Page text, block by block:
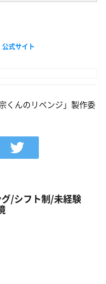
式サイト
くんのリベンジ」製作委
/シフト制/未経験